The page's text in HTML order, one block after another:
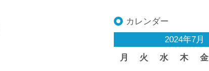
カレンダー
2024年7月
月
火 水 木 金